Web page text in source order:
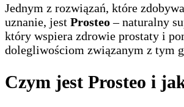
Jednym z rozwiązań, które
uznanie, jest Prosteo– naturalny
który wspiera zdrowie prostaty i
dolegliwościom związanym z tym
Czym jest Prosteo i